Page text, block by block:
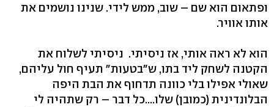
ופתאום הוא שם – שוב, ממש לידי. שנינו נושמים את
אותו אוויר.
הוא לא ראה אותי, אז ניסיתי. ניסיתי לשלוח את
הקטנה לשחק ליד בתו, ש"בטעות" תעיף חול עליהם,
שאולי אפילו בלי כוונה תדחוף את הבת היפה
הבלונדינית (כמובן) שלו....כל דבר – רק שתהיה לי